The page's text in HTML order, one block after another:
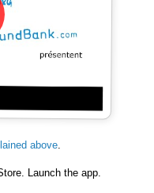
above
Launch the app.